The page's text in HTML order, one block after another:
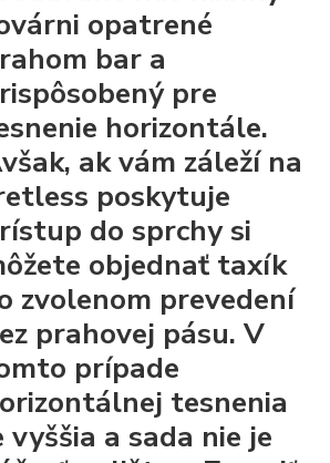
opatrené
bar a
pre
horizontále.
ak vám záleží na
poskytuje
do sprchysi
objednať taxík
zvolenom prevedení
prahovej pásu.V
prípade
tesnenia
vyššia a sada nie je